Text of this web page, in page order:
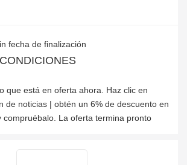
fecha de finalización
que está en oferta ahora. Haz clic en
de noticias | obtén un 6% de descuento en
compruébalo. La oferta termina pronto